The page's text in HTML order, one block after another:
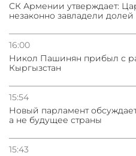
СК Армении утверждает:
незаконно завладели долей
16:00
Никол Пашинян прибыл с
Кыргызстан
15:54
Новый парламент
а не будущее страны
15:43